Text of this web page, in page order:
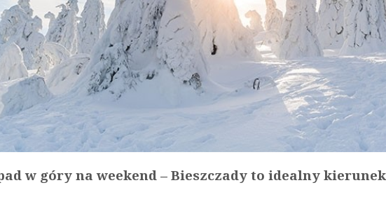
w góry na weekend – Bieszczady to idealny kierunek